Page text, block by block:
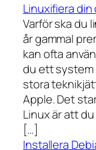
Linuxifiera din
Varför ska du
år gammal
kan ofta
du ett system
stora
Apple. Det
Linux är att
[…]
Installera